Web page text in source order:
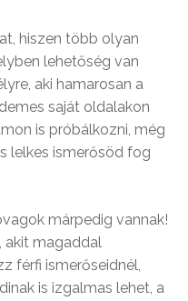
hiszen több olyan
lehetőség van
aki hamarosan a
saját oldalakon
is próbálkozni, még
lelkes ismerősöd fog
márpedig vannak!
akit magaddal
férfi ismerőseidnél,
is izgalmas lehet, a